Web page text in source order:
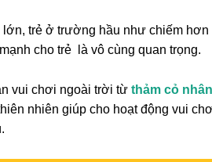
lớn, trẻ ở trường hầu như chiếm
cho trẻ là vô cùng quan trọng.
vui chơi ngoài trời từ thảm cỏ
nhiên giúp cho hoạt động vui